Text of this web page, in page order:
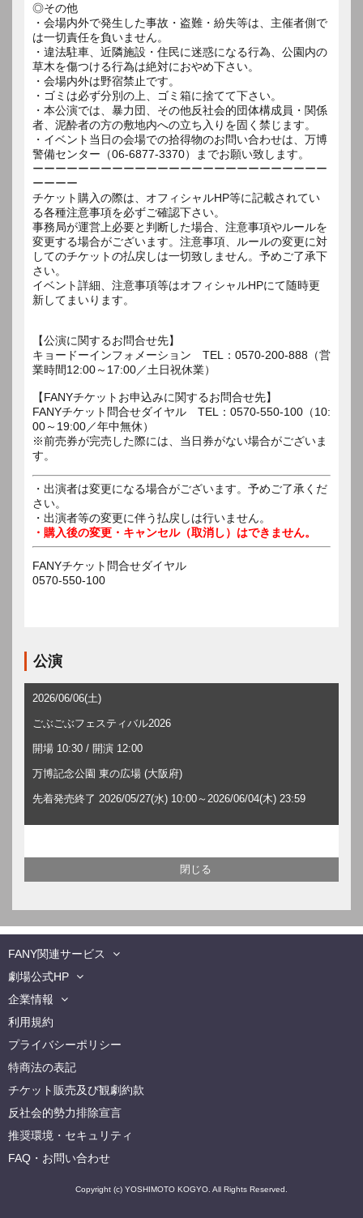
◎その他
・会場内外で発生した事故・盗難・紛失等は、主催者側で
は一切責任を負いません。
・違法駐車、近隣施設・住民に迷惑になる行為、公園内の
草木を傷つける行為は絶対におやめ下さい。
・会場内外は野宿禁止です。
・ゴミは必ず分別の上、ゴミ箱に捨てて下さい。
・本公演では、暴力団、その他反社会的団体構成員・関係
者、泥酔者の方の敷地内への立ち入りを固く禁じます。
・イベント当日の会場での拾得物のお問い合わせは、万博
警備センター（06-6877-3370）までお願い致します。
ーーーーーーーーーーーーーーーーーーーーーーーーーー
ーーーー
チケット購入の際は、オフィシャルHP等に記載されてい
る各種注意事項を必ずご確認下さい。
事務局が運営上必要と判断した場合、注意事項やルールを
変更する場合がございます。注意事項、ルールの変更に対
してのチケットの払戻しは一切致しません。予めご了承下
さい。
イベント詳細、注意事項等はオフィシャルHPにて随時更
新してまいります。
【公演に関するお問合せ先】
キョードーインフォメーション TEL：0570-200-888（営
業時間12:00～17:00／土日祝休業）
【FANYチケットお申込みに関するお問合せ先】
FANYチケット問合せダイヤル TEL：0570-550-100（10:
00～19:00／年中無休）
※前売券が完売した際には、当日券がない場合がございま
す。
・出演者は変更になる場合がございます。予めご了承くだ
さい。
・出演者等の変更に伴う払戻しは行いません。
・購入後の変更・キャンセル（取消し）はできません。
FANYチケット問合せダイヤル
0570-550-100
公演
2026/06/06(土)
ごぶごぶフェスティバル2026
開場 10:30 / 開演 12:00
万博記念公園 東の広場 (大阪府)
先着発売終了 2026/05/27(水) 10:00～2026/06/04(木) 23:59
FANY関連サービス
劇場公式HP
企業情報
利用規約
プライバシーポリシー
特商法の表記
チケット販売及び観劇約款
反社会的勢力排除宣言
推奨環境・セキュリティ
FAQ・お問い合わせ
Copyright (c) YOSHIMOTO KOGYO. All Rights Reserved.